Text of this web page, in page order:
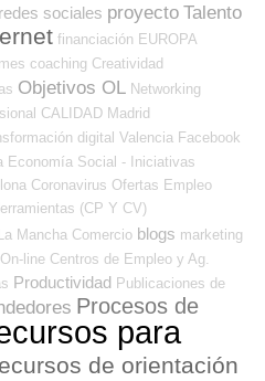
redes sociales proyecto Talento
financiación EUROPA
coaching Creatividad
Objetivos OL Networking
CALIDAD Madrid
digital Valencia Facebook
Economía Social - Iniciativas
Coronavirus Ofertas Empleo
(CP Y CV)
Mancha Comercio blogs marketing
line Centros de Empleo y Ag.
Productividad Publicaciones de
Procesos de
para
de orientación